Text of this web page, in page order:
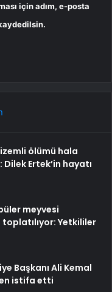
için adım, e-posta
ölümü hala
Dilek Ertek’in hayatı
meyvesi
Yetkililer
Başkanı Ali Kemal
istifa etti